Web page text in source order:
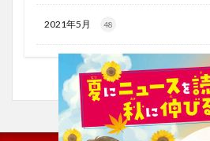
2021年5月 48